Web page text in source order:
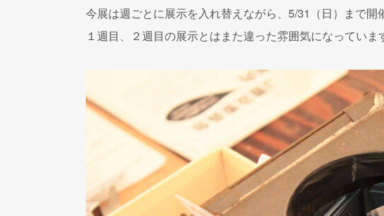
今展は週ごとに展示を入れ替えながら、5/31（日）まで
１週目、２週目の展示とはまた違った雰囲気になっていま